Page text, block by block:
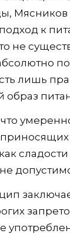
к
не
лишь
образ